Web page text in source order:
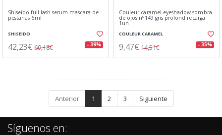
Shiseido full lash serum mascara de
pestañas 6ml
SHISEIDO
42,23€ 69,18€ - 39%
Couleur caramel eyeshadow sombra
de ojos nº149 gris profond recarga
1un
COULEUR CARAMEL
9,47€ 14,51€ - 35%
Anterior 1 2 3 Siguiente
Síguenos en: